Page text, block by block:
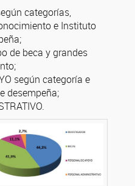
categorías,
e Instituto
de beca y grandes
según categoría e
desempeña;